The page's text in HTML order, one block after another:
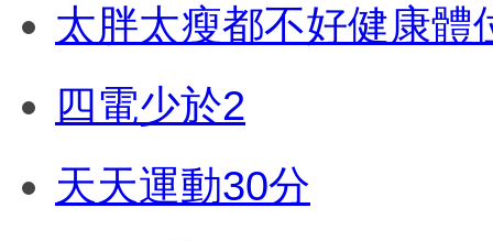
太胖太瘦都不好健康體
四電少於2
天天運動30分